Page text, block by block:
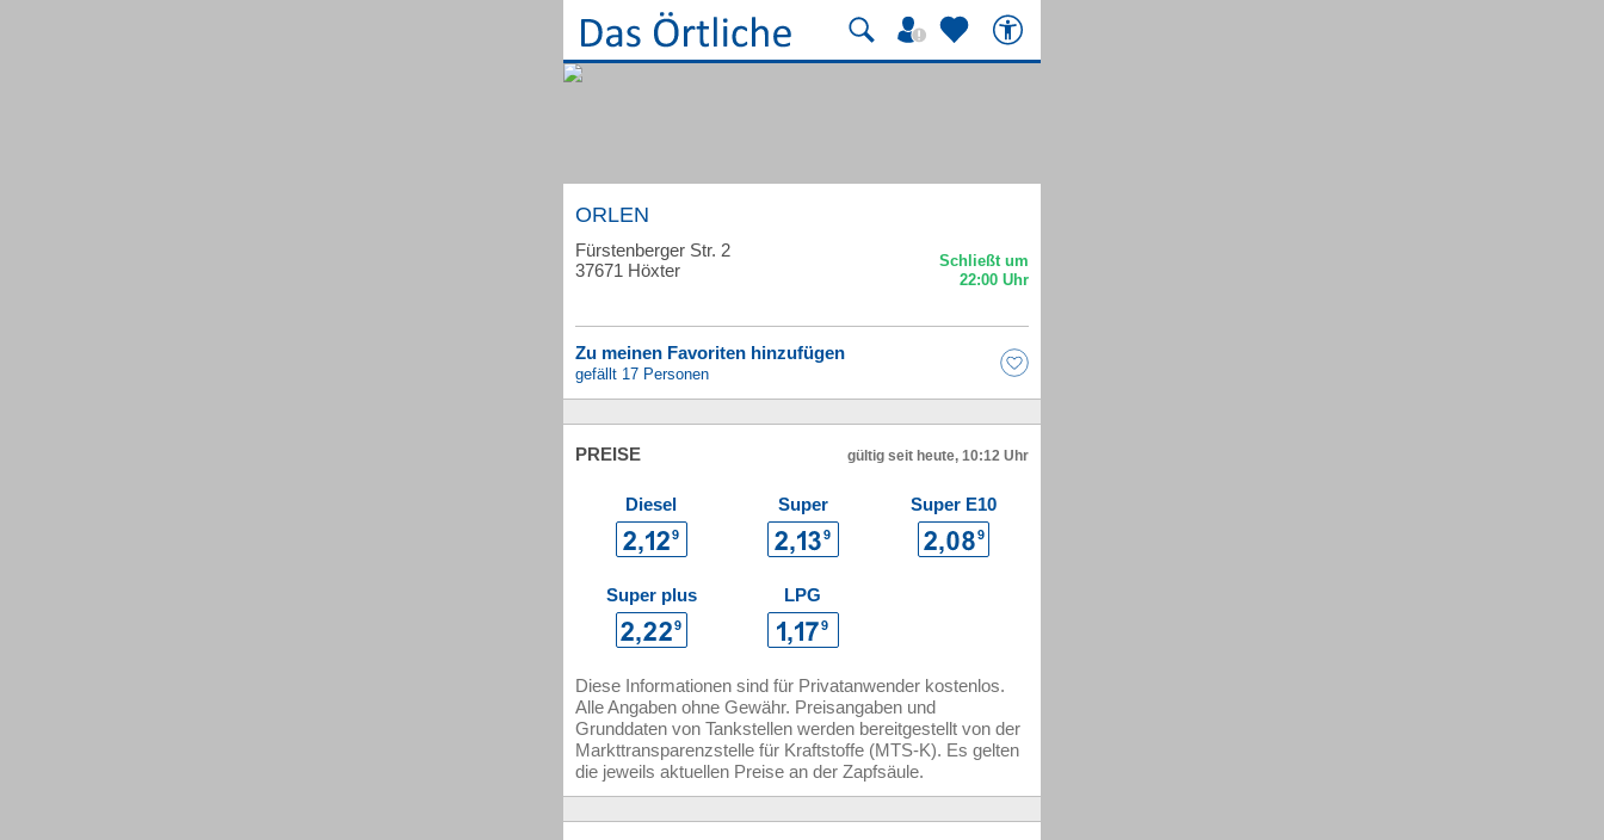
ORLEN
Fürstenberger Str. 2
37671 Höxter
Zu meinen Favoriten hinzufügen
gefällt 17 Personen
PREISE gültig seit heute, 10:12 Uhr
Diesel Super Super E10
Super plus LPG
Diese Informationen sind für Privatanwender kostenlos.
Alle Angaben ohne Gewähr. Preisangaben und
Grunddaten von Tankstellen werden bereitgestellt von der
Markttransparenzstelle für Kraftstoffe (MTS-K). Es gelten
die jeweils aktuellen Preise an der Zapfsäule.